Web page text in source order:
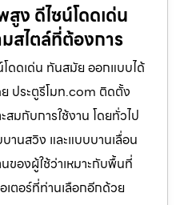
ง ดีไซน์โดดเด่น
สไตล์ที่ต้องการ
ดดเด่น ทันสมัย ออกแบบได้
ประตูรีโมท.com ติดตั้ง
สมกับการใช้งาน โดยทั่วไป
านสวิง และแบบบานเลื่อน
ของผู้ใช้ว่าเหมาะกับพื้นที่
ตอร์ที่ท่านเลือกอีกด้วย